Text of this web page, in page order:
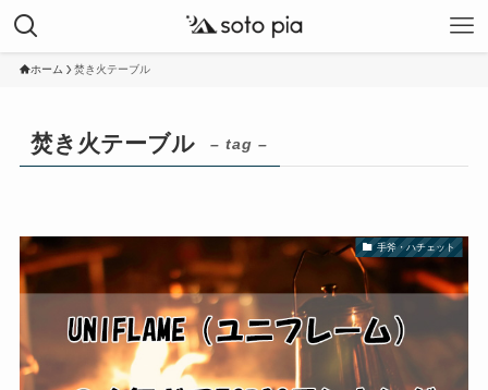
ホーム 焚き火テーブル
焚き火テーブル – tag –
手斧・ハチェット